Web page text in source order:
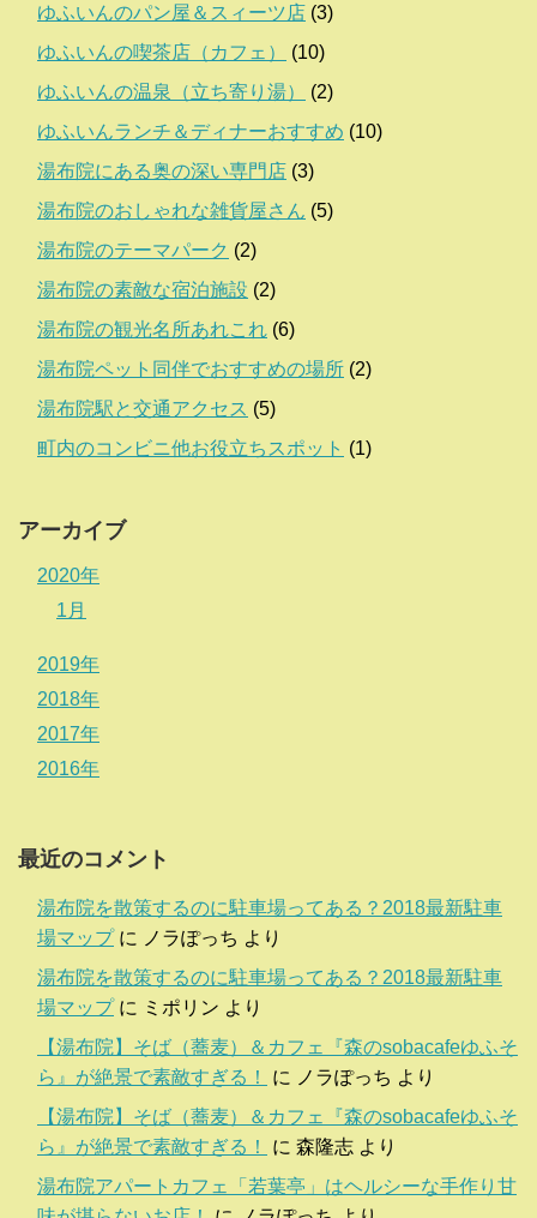
ゆふいんのパン屋＆スィーツ店 (3)
ゆふいんの喫茶店（カフェ）
(10)
ゆふいんの温泉（立ち寄り湯）
(2)
ゆふいんランチ＆ディナーおすすめ (10)
湯布院にある奥の深い専門店 (3)
湯布院のおしゃれな雑貨屋さん (5)
湯布院のテーマパーク (2)
湯布院の素敵な宿泊施設 (2)
湯布院の観光名所あれこれ (6)
湯布院ペット同伴でおすすめの場所 (2)
湯布院駅と交通アクセス (5)
町内のコンビニ他お役立ちスポット (1)
アーカイブ
2020年
1月
2019年
2018年
2017年
2016年
最近のコメント
湯布院を散策するのに駐車場ってある？2018最新駐車
場マップに ノラぽっち より
湯布院を散策するのに駐車場ってある？2018最新駐車
場マップに ミポリン より
【湯布院】そば（蕎麦）＆カフェ『森のsobacafeゆふそ
ら』が絶景で素敵すぎる！
に ノラぽっち より
【湯布院】そば（蕎麦）＆カフェ『森のsobacafeゆふそ
ら』が絶景で素敵すぎる！
に 森隆志 より
湯布院アパートカフェ「若葉亭」はヘルシーな手作り甘